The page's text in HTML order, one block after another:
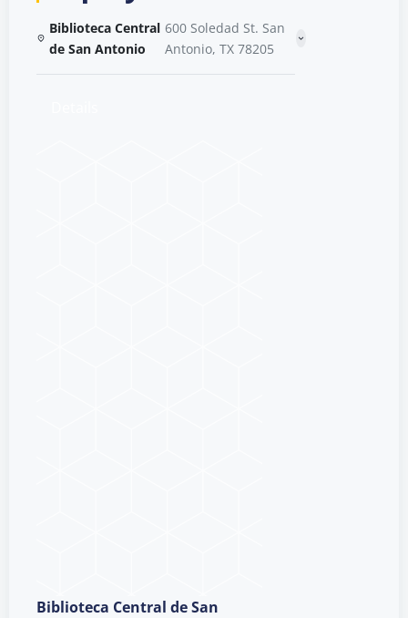
Biblioteca Central
de San Antonio
600 Soledad St. San
Antonio, TX 78205
Biblioteca Central de San